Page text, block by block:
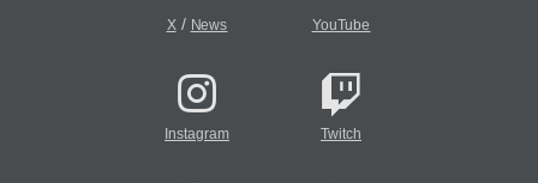
X/ News YouTube
Instagram Twitch